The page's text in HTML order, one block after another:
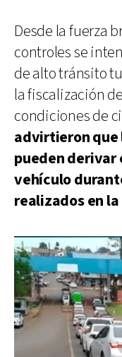
Desde la fuerza
controles se
de alto tránsito
la fiscalización
condiciones de
advirtieron que
pueden derivar
vehículo
realizados en